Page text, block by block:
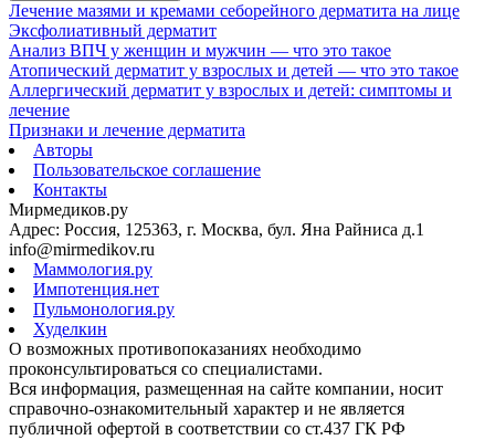
Лечение мазями и кремами себорейного дерматита на лице
Эксфолиативный дерматит
Анализ ВПЧ у женщин и мужчин — что это такое
Атопический дерматит у взрослых и детей — что это такое
Аллергический дерматит у взрослых и детей: симптомы и
лечение
Признаки и лечение дерматита
Авторы
Пользовательское соглашение
Контакты
Мирмедиков.ру
Адрес: Россия, 125363, г. Москва, бул. Яна Райниса д.1
info@mirmedikov.ru
Маммология.ру
Импотенция.нет
Пульмонология.ру
Худелкин
О возможных противопоказаниях необходимо
проконсультироваться со специалистами.
Вся информация, размещенная на сайте компании, носит
справочно-ознакомительный характер и не является
публичной офертой в соответствии со ст.437 ГК РФ